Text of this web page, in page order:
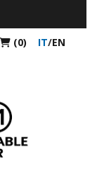
(0) IT/EN